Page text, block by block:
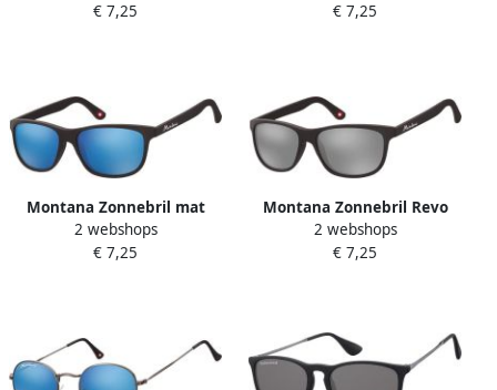
glas en metalen pootje
€ 7,25
zwart
€ 7,25
Montana Zonnebril mat
zwart Revo met blauw glas
2 webshops
€ 7,25
Montana Zonnebril Revo
mat zwart met zilveren
spiegel glas
2 webshops
€ 7,25